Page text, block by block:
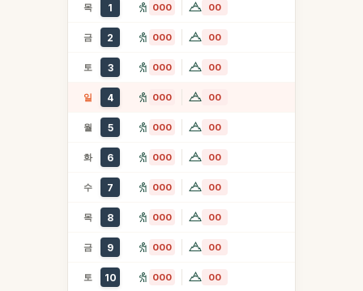
목 1 000 00
금 2 000 00
토 3 000 00
일 4 000 00
월 5 000 00
화 6 000 00
수 7 000 00
목 8 000 00
금 9 000 00
토 10 000 00